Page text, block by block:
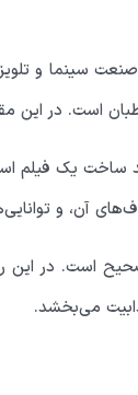
سینما و
است. در این
ساخت یک
آن، و
است. در این
می‌بخشد.